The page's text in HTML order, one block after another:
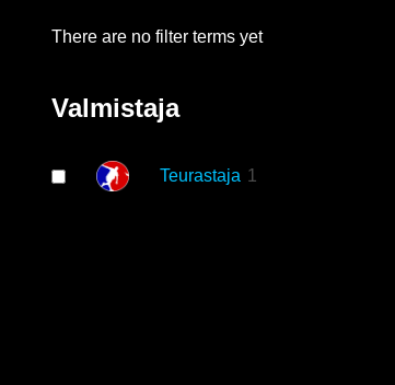
There are no filter terms yet
Valmistaja
Teurastaja 1